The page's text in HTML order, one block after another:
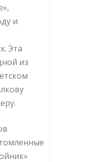
и
Эта
из